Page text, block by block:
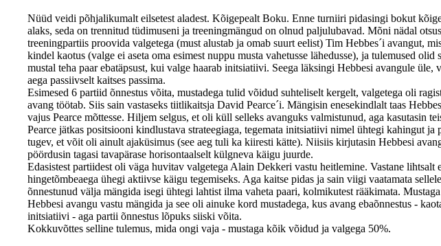
Nüüd veidi põhjalikumalt eilsetest aladest. Kõigepealt Boku. Enne turniiri pidasingi bokut
alaks, seda on trennitud tüdimuseni ja treeningmängud on olnud paljulubavad. Mõni nädal
treeningpartiis proovida valgetega (must alustab ja omab suurt eelist) Tim Hebbes´i avangut,
kindel kaotus (valge ei aseta oma esimest nuppu musta vahetusse lähedusse), ja tulemused olid
mustal teha paar ebatäpsust, kui valge haarab initsiatiivi. Seega läksingi Hebbesi avangule üle,
aega passiivselt kaitses passima.
Esimesed 6 partiid õnnestus võita, mustadega tulid võidud suhteliselt kergelt, valgetega oli
avang töötab. Siis sain vastaseks tiitlikaitsja David Pearce´i. Mängisin enesekindlalt taas
vajus Pearce mõttesse. Hiljem selgus, et oli küll selleks avanguks valmistunud, aga kasutasin
Pearce jätkas positsiooni kindlustava strateegiaga, tegemata initsiatiivi nimel ühtegi kahingut ja
tugev, et võit oli ainult ajaküsimus (see aeg tuli ka kiiresti kätte). Niisiis kirjutasin Hebbesi
pöördusin tagasi tavapärase horisontaalselt külgneva käigu juurde.
Edasistest partiidest oli väga huvitav valgetega Alain Dekkeri vastu heitlemine. Vastane lihtsalt
hingetõmbeaega ühegi aktiivse käigu tegemiseks. Aga kaitse pidas ja sain viigi vaatamata
õnnestunud välja mängida isegi ühtegi lahtist ilma vaheta paari, kolmikutest rääkimata.
Hebbesi avangu vastu mängida ja see oli ainuke kord mustadega, kus avang ebaõnnestus -
initsiatiivi - aga partii õnnestus lõpuks siiski võita.
Kokkuvõttes selline tulemus, mida ongi vaja - mustaga kõik võidud ja valgega 50%.